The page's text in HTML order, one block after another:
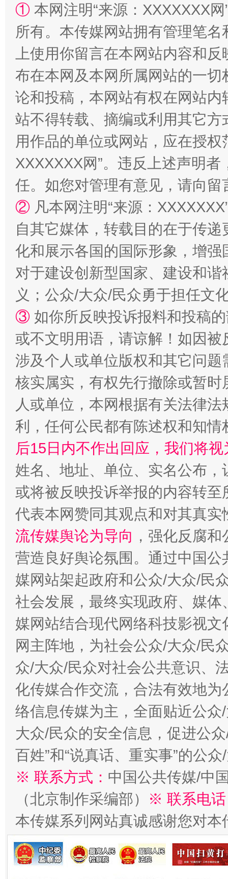
漫山遍野的桃花与雪山、麦地、白藏房
招工难、用工荒背后
网上购药对药下症？
这是一记警钟！ 谢
在谋一域中谋全局
今
习近平的博鳌关键词
魏明亮
① 本网注明“来源：XXXXXXX
所有。本传媒网站拥有管理笔
上使用你留言在本网站内容和
布在本网及本网所属网站的一
论和投稿，本网站有权在网站
站不得转载、摘编或利用其它
用作品的单位或网站，应在授
XXXXXXX网”。违反上述声明
任。如您对管理有意见，请向
② 凡本网注明“来源：
自其它媒体，转载目的在于传
化和展示各国的国际形象，增
对于建设创新型国家、建设和
义；公众/大众/民众勇于担任文
③ 如你所反映投诉报料和投稿
或不文明用语，请谅解！如因
涉及个人或单位版权和其它问题
核实属实，有权先行撤除或暂
人或单位，本网根据有关法律
利，任何公民都有陈述权和知情
后15日内不作出回应，我们将
姓名、地址、单位、实名公布
或将被反映投诉举报的内容转
代表本网赞同其观点和对其真实
流传媒舆论为导向 ，强化反腐
营造良好舆论氛围。通过中国
媒网站架起政府和公众/大众/民
社会发展，最终实现政府、媒
媒网站结合现代网络科技影视
网主阵地，为社会公众/大众/民
众/大众/民众对社会公共意识、
化传媒合作交流，合法有效地
络信息传媒为主，全面贴近公
大众/民众的安全信息，促进公
百姓”和“说真话、重实事”的公
※ 联系方式： 中国公共传媒/中
（北京制作采编部）
※ 联系电
本传媒系列网站真诚感谢您对